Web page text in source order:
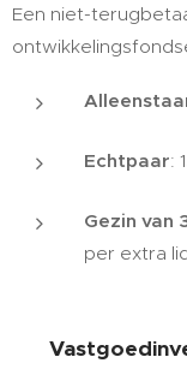
Een niet-
Echtpaar:
Gezin van
per extra